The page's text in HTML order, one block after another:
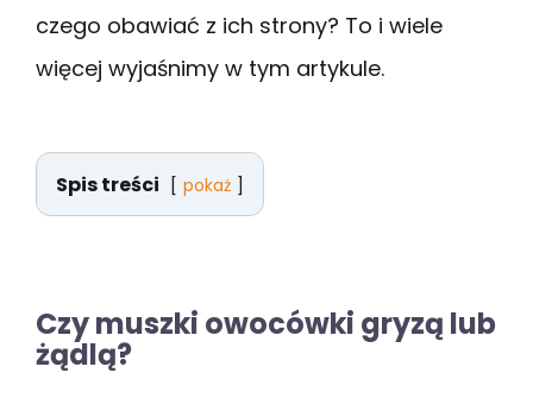
czego obawiać z ich strony? To i wiele
więcej wyjaśnimy w tym artykule.
Spis treści pokaż
Czy muszki owocówki gryzą lub
żądlą?